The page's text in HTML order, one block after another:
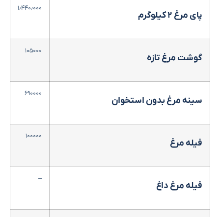
پای مرغ ۲ کیلوگرم
۱٫۴۴۰٫۰۰۰
گوشت مرغ تازه
۱۰۵۰۰۰
سینه مرغ بدون استخوان
۶۹۰۰۰۰
فیله مرغ
۱۰۰۰۰۰
فیله مرغ داغ
–